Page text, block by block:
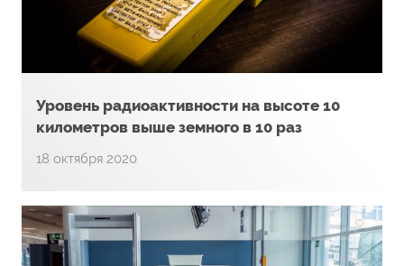
Уровень радиоактивности на высоте 10
километров выше земного в 10 раз
18 октября 2020